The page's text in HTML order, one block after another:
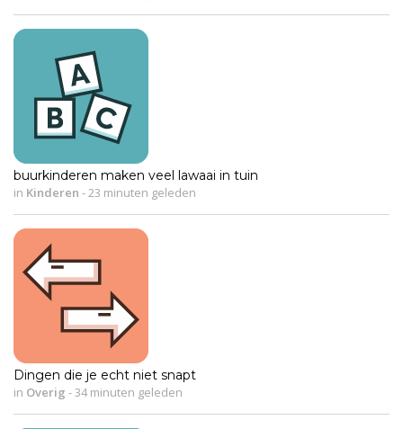
buurkinderen maken veel lawaai in tuin
in Kinderen -23 minuten geleden
Dingen die je echt niet snapt
in Overig -34 minuten geleden